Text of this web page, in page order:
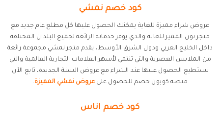
كود خصم نمشي
عروض شراء مميزة للغاية يمكنك الحصول عليها كل مطلع عام جديد مع
متجر نون المميز للغاية والذي يوفر خدماته الرائعة لجميع البلدان المختلفة
داخل الخليج العربي ودول الشرق الأوسط، يقدم متجر نمشي مجموعة رائعة
من الملابس العصرية والتي تنتمي لأشهر العلامات التجارية العالمية والتي
تستطيع الحصول عليها عند الشراء مع عروض السنة الجديدة، تابع الآن
منصة كوبون خصم للحصول علىعروض نمشي المميزة.
كود خصم اناس